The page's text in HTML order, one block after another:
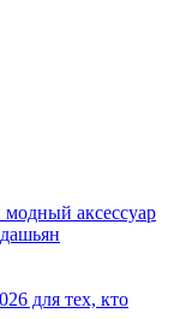
аксессуар
для тех, кто